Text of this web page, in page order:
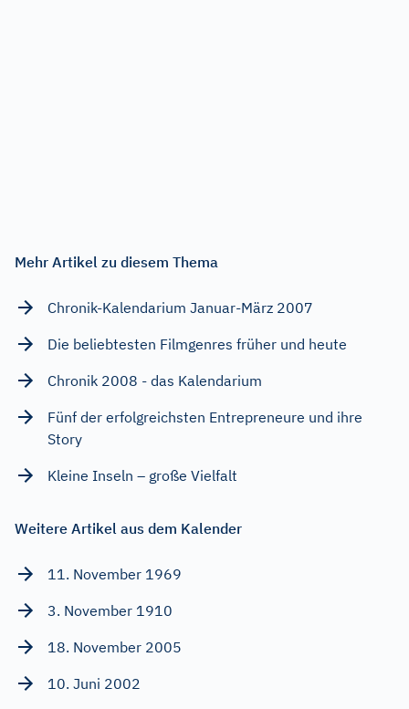
Mehr Artikel zu diesem Thema
Chronik-Kalendarium Januar-März 2007
Die beliebtesten Filmgenres früher und heute
Chronik 2008 - das Kalendarium
Fünf der erfolgreichsten Entrepreneure und ihre
Story
Kleine Inseln – große Vielfalt
Weitere Artikel aus dem Kalender
11. November 1969
3. November 1910
18. November 2005
10. Juni 2002